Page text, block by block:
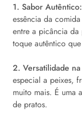
1. Sabor Autêntico:
essência da
entre a picância da
toque autêntico
2. Versatilidade
especial a peixes,
muito mais. É uma
de pratos.